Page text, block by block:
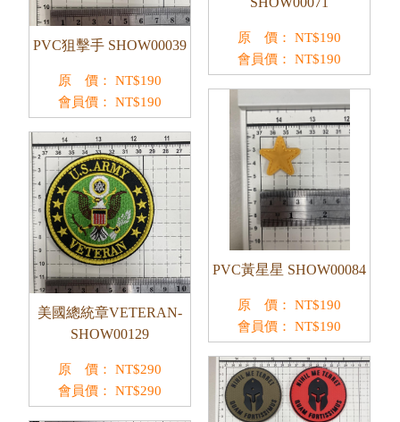
原 價： NT$190
會員價：
NT$190
PVC狙擊手 SHOW00039
原 價： NT$190
會員價：
NT$190
PVC黃星星 SHOW00084
原 價： NT$190
會員價：
NT$190
美國總統章VETERAN-
SHOW00129
原 價： NT$290
會員價：
NT$290